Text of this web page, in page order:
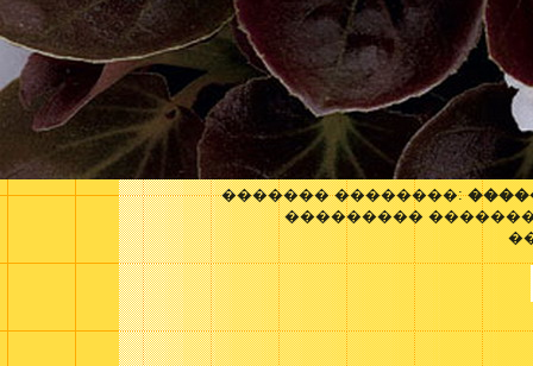
������� ��������:
���������